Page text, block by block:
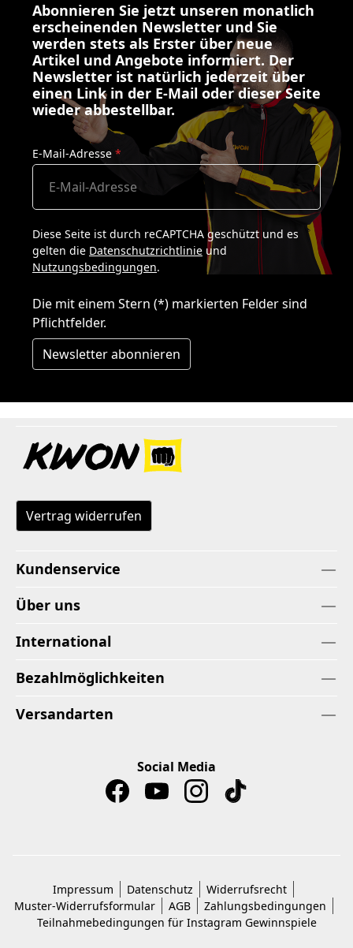
Abonnieren Sie jetzt unseren monatlich
erscheinenden Newsletter und Sie
werden stets als Erster über neue
Artikel und Angebote informiert. Der
Newsletter ist natürlich jederzeit über
einen Link in der E-Mail oder dieser Seite
wieder abbestellbar.
E-Mail-Adresse *
Diese Seite ist durch reCAPTCHA geschützt und es
gelten die Datenschutzrichtlinie und
Nutzungsbedingungen.
Die mit einem Stern (*) markierten Felder sind
Pflichtfelder.
Newsletter abonnieren
Vertrag widerrufen
Kundenservice
Über uns
International
Bezahlmöglichkeiten
Versandarten
Social Media
Impressum Datenschutz
Widerrufsrecht
Muster-Widerrufsformular
AGB
Zahlungsbedingungen
Teilnahmebedingungen für Instagram Gewinnspiele